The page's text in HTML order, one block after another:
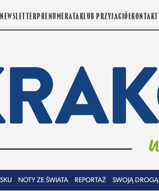
NEWSLETTERPRENUMERATAKLUB PRZYJACIÓŁKONTAKT
NOTY ZE ŚWIATA REPORTAŻ SWOJĄ DROGĄ